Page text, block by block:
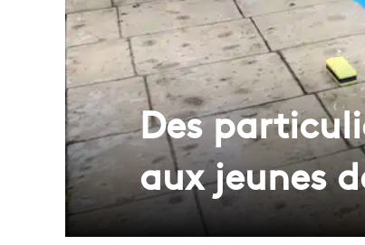
Des
aux jeunes